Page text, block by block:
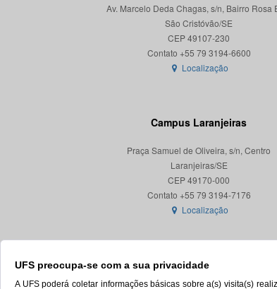
UFS preocupa-se com a sua privacidade
A UFS poderá coletar informações básicas sobre a(s) visita(s)
Av. Marcelo Deda Chagas, s/n, Bairro Rosa
São Cristóvão/SE
CEP 49107-230
Localização
Campus Laranjeiras
Praça Samuel de Oliveira, s/n, Centro
Laranjeiras/SE
CEP 49170-000
Localização